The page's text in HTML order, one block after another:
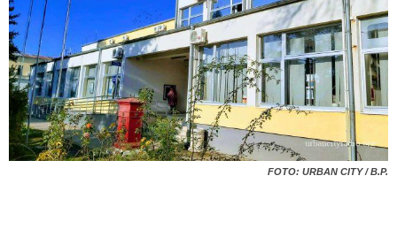
FOTO: URBAN CITY / B.P.